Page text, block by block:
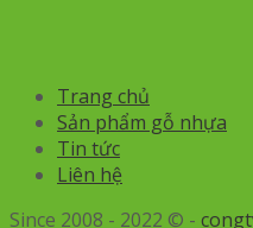
Trang chủ
Sản phẩm gỗ nhựa
Tin tức
Liên hệ
Since 2008 - 2022 © -